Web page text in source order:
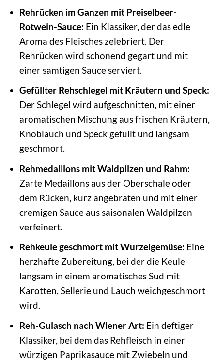
Rehrücken im Ganzen mit Preiselbeer-
Rotwein-Sauce: Ein Klassiker, der das edle
Aroma des Fleisches zelebriert. Der
Rehrücken wird schonend gegart und mit
einer samtigen Sauce serviert.
Gefüllter Rehschlegel mit Kräutern und Speck:
Der Schlegel wird aufgeschnitten, mit einer
aromatischen Mischung aus frischen Kräutern,
Knoblauch und Speck gefüllt und langsam
geschmort.
Rehmedaillons mit Waldpilzen und Rahm:
Zarte Medaillons aus der Oberschale oder
dem Rücken, kurz angebraten und mit einer
cremigen Sauce aus saisonalen Waldpilzen
verfeinert.
Rehkeule geschmort mit Wurzelgemüse: Eine
herzhafte Zubereitung, bei der die Keule
langsam in einem aromatisches Sud mit
Karotten, Sellerie und Lauch weichgeschmort
wird.
Reh-Gulasch nach Wiener Art: Ein deftiger
Klassiker, bei dem das Rehfleisch in einer
würzigen Paprikasauce mit Zwiebeln und